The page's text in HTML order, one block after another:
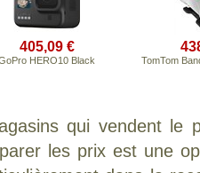
405,09 €
HERO10 Black TomTom
qui vendent le
les prix est une